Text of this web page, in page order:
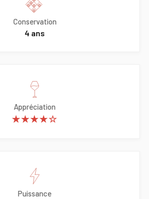
Conservation
4 ans
Appréciation
★★★★☆
Puissance